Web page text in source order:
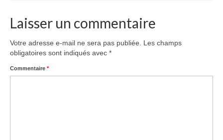
Laisser un commentaire
Votre adresse e-mail ne sera pas publiée.
Les champs
obligatoires sont indiqués avec *
Commentaire *